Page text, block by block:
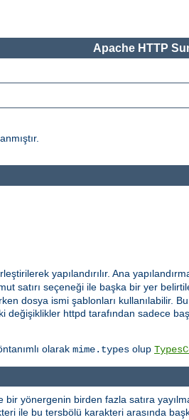
Apache HTTP
yapılandırılır. Ana
satırı seçeneği ile başka bir yer
dosya ismi şablonları kullanılabilir.
httpd tarafından sadece
olarak mime.types olup
yönergenin birden fazla satıra
ile bu tersbölü karakteri arasında